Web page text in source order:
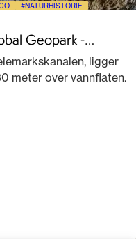
NATURHISTORIE
Geopark -
ligger
meter over vannflaten.